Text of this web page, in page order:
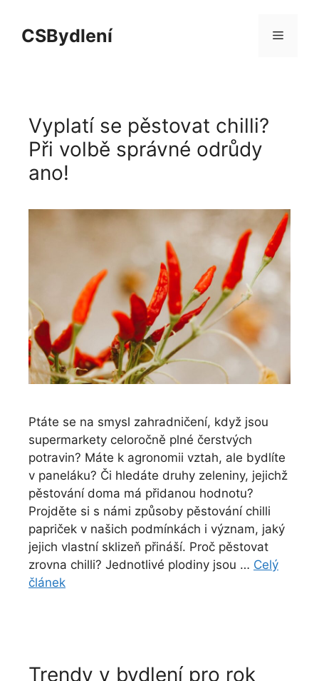
obsahCSBydlení Menu
Vyplatí se pěstovat chilli?
Při volbě správné odrůdy
ano!
Ptáte se na smysl zahradničení, když jsou
supermarkety celoročně plné čerstvých
potravin? Máte k agronomii vztah, ale bydlíte
v paneláku? Či hledáte druhy zeleniny, jejichž
pěstování doma má přidanou hodnotu?
Projděte si s námi způsoby pěstování chilli
papriček v našich podmínkách i význam, jaký
jejich vlastní sklizeň přináší. Proč pěstovat
zrovna chilli? Jednotlivé plodiny jsou … Celý
článek
Trendy v bydlení pro rok